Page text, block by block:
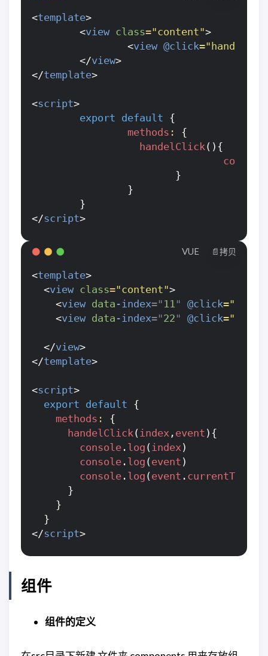
<template>
<view class="content">
<view @click
</view>
</template>
<script>
export default {
methods :
{
handelClick(){
console
}
}
}
</script>
<template>
<view class="content">
<view data -index=" 11 " @click
<view data -index="22 " @click
</view>
</template>
<script>
export default {
methods :
{
handelClick(index , event ){
console . log (index)
console . log (event )
console . log (event . currentTarget
}
}
}
</script>
📄拷贝
VUE
组件
组件的定义